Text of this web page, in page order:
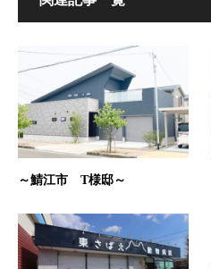
～鯖江市 T様邸～